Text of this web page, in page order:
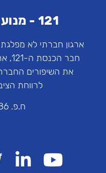
121 - מנוע לשינוי חברתי
ארגון חברתי לא
חבר
את השיפורים
לרווחת
ח.פ. 580649986